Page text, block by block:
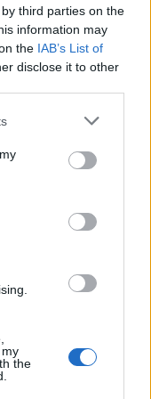
third parties on the
information may
the IAB’s List of
disclose it to other
the
της
τη θέση
χαρά
ζωής της.